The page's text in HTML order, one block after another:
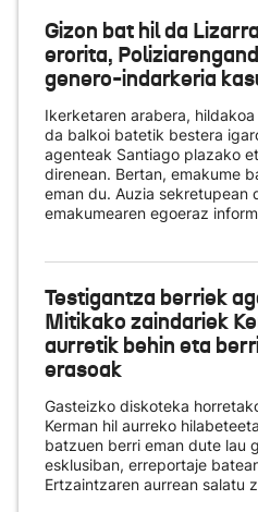
Gizon bat hil da
erorita,
genero-indarkeria
Ikerketaren arabera,
da balkoi batetik bestera
agenteak Santiago plazako
direnean. Bertan, emakume
eman du. Auzia sekretupean
emakumearen egoeraz
Testigantza berriek
Mitikako zaindariek
aurretik behin eta
erasoak
Gasteizko diskoteka
Kerman hil aurreko
batzuen berri eman dute lau
esklusiban, erreportaje
Ertzaintzaren aurrean salatu